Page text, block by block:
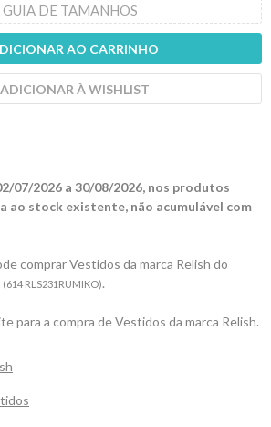
GUIA DE TAMANHOS
AO CARRINHO
ADICIONAR À WISHLIST
07/2026 a 30/08/2026, nos produtos
ao stock existente, não acumulável com
comprar Vestidos da marca Relish do
(614 RLS231RUMIKO).
para a compra de Vestidos da marca Relish.